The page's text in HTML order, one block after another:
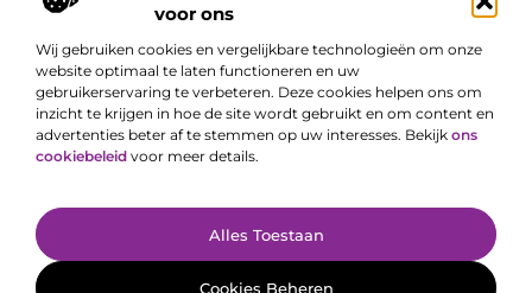
voor ons
Wij gebruiken cookies en vergelijkbare technologieën om onze
website optimaal te laten functioneren en uw
gebruikerservaring te verbeteren. Deze cookies helpen ons om
inzicht te krijgen in hoe de site wordt gebruikt en om content en
advertenties beter af te stemmen op uw interesses. Bekijk ons
cookiebeleid voor meer details.
Alles Toestaan
Cookies Beheren
Alles uit het dagelijks leven, verzameld voor jou.
@2025 All Right Reserved. Design bywww.delocatiefotograaf.nl.